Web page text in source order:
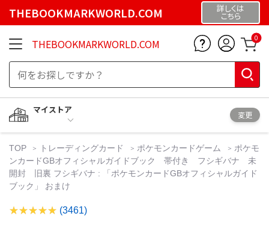
THEBOOKMARKWORLD.COM 詳しくは
こちら
THEBOOKMARKWORLD.COM 0
マイストア
変更
TOP トレーディングカード ポケモンカードゲーム
ポケモ
ンカードGBオフィシャルガイドブック 帯付き フシギバナ 未
開封 旧裏 フシギバナ : 「ポケモンカードGBオフィシャルガイド
ブック」 おまけ
(3461)